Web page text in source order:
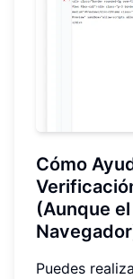
Cómo
(Aunque
Puedes